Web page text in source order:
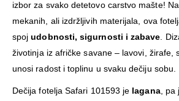
izbor za svako detetovo carstvo mašte!
mekanih, ali izdržljivih materijala, ova
spojudobnosti, sigurnosti i zabave.
životinja iz afričke savane – lavovi, žirafe,
unosi radost i toplinu u svaku dečiju sobu.
Dečija fotelja Safari 101593 je lagana, pa